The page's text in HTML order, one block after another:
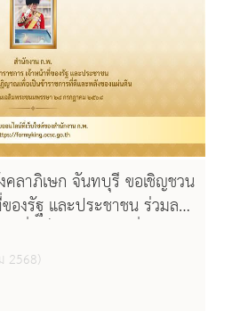
ลาภิเษก จันทบุรี ขอเชิญชวน
องรัฐ และประชาชน ร่วมลง
นโดยสำนักงาน ก.พ. ตั้งแต่
๒๕๖๘
2568)